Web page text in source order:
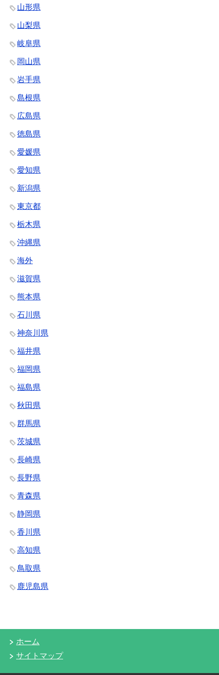
山形県
山梨県
岐阜県
岡山県
岩手県
島根県
広島県
徳島県
愛媛県
愛知県
新潟県
東京都
栃木県
沖縄県
海外
滋賀県
熊本県
石川県
神奈川県
福井県
福岡県
福島県
秋田県
群馬県
茨城県
長崎県
長野県
青森県
静岡県
香川県
高知県
鳥取県
鹿児島県
ホーム
サイトマップ